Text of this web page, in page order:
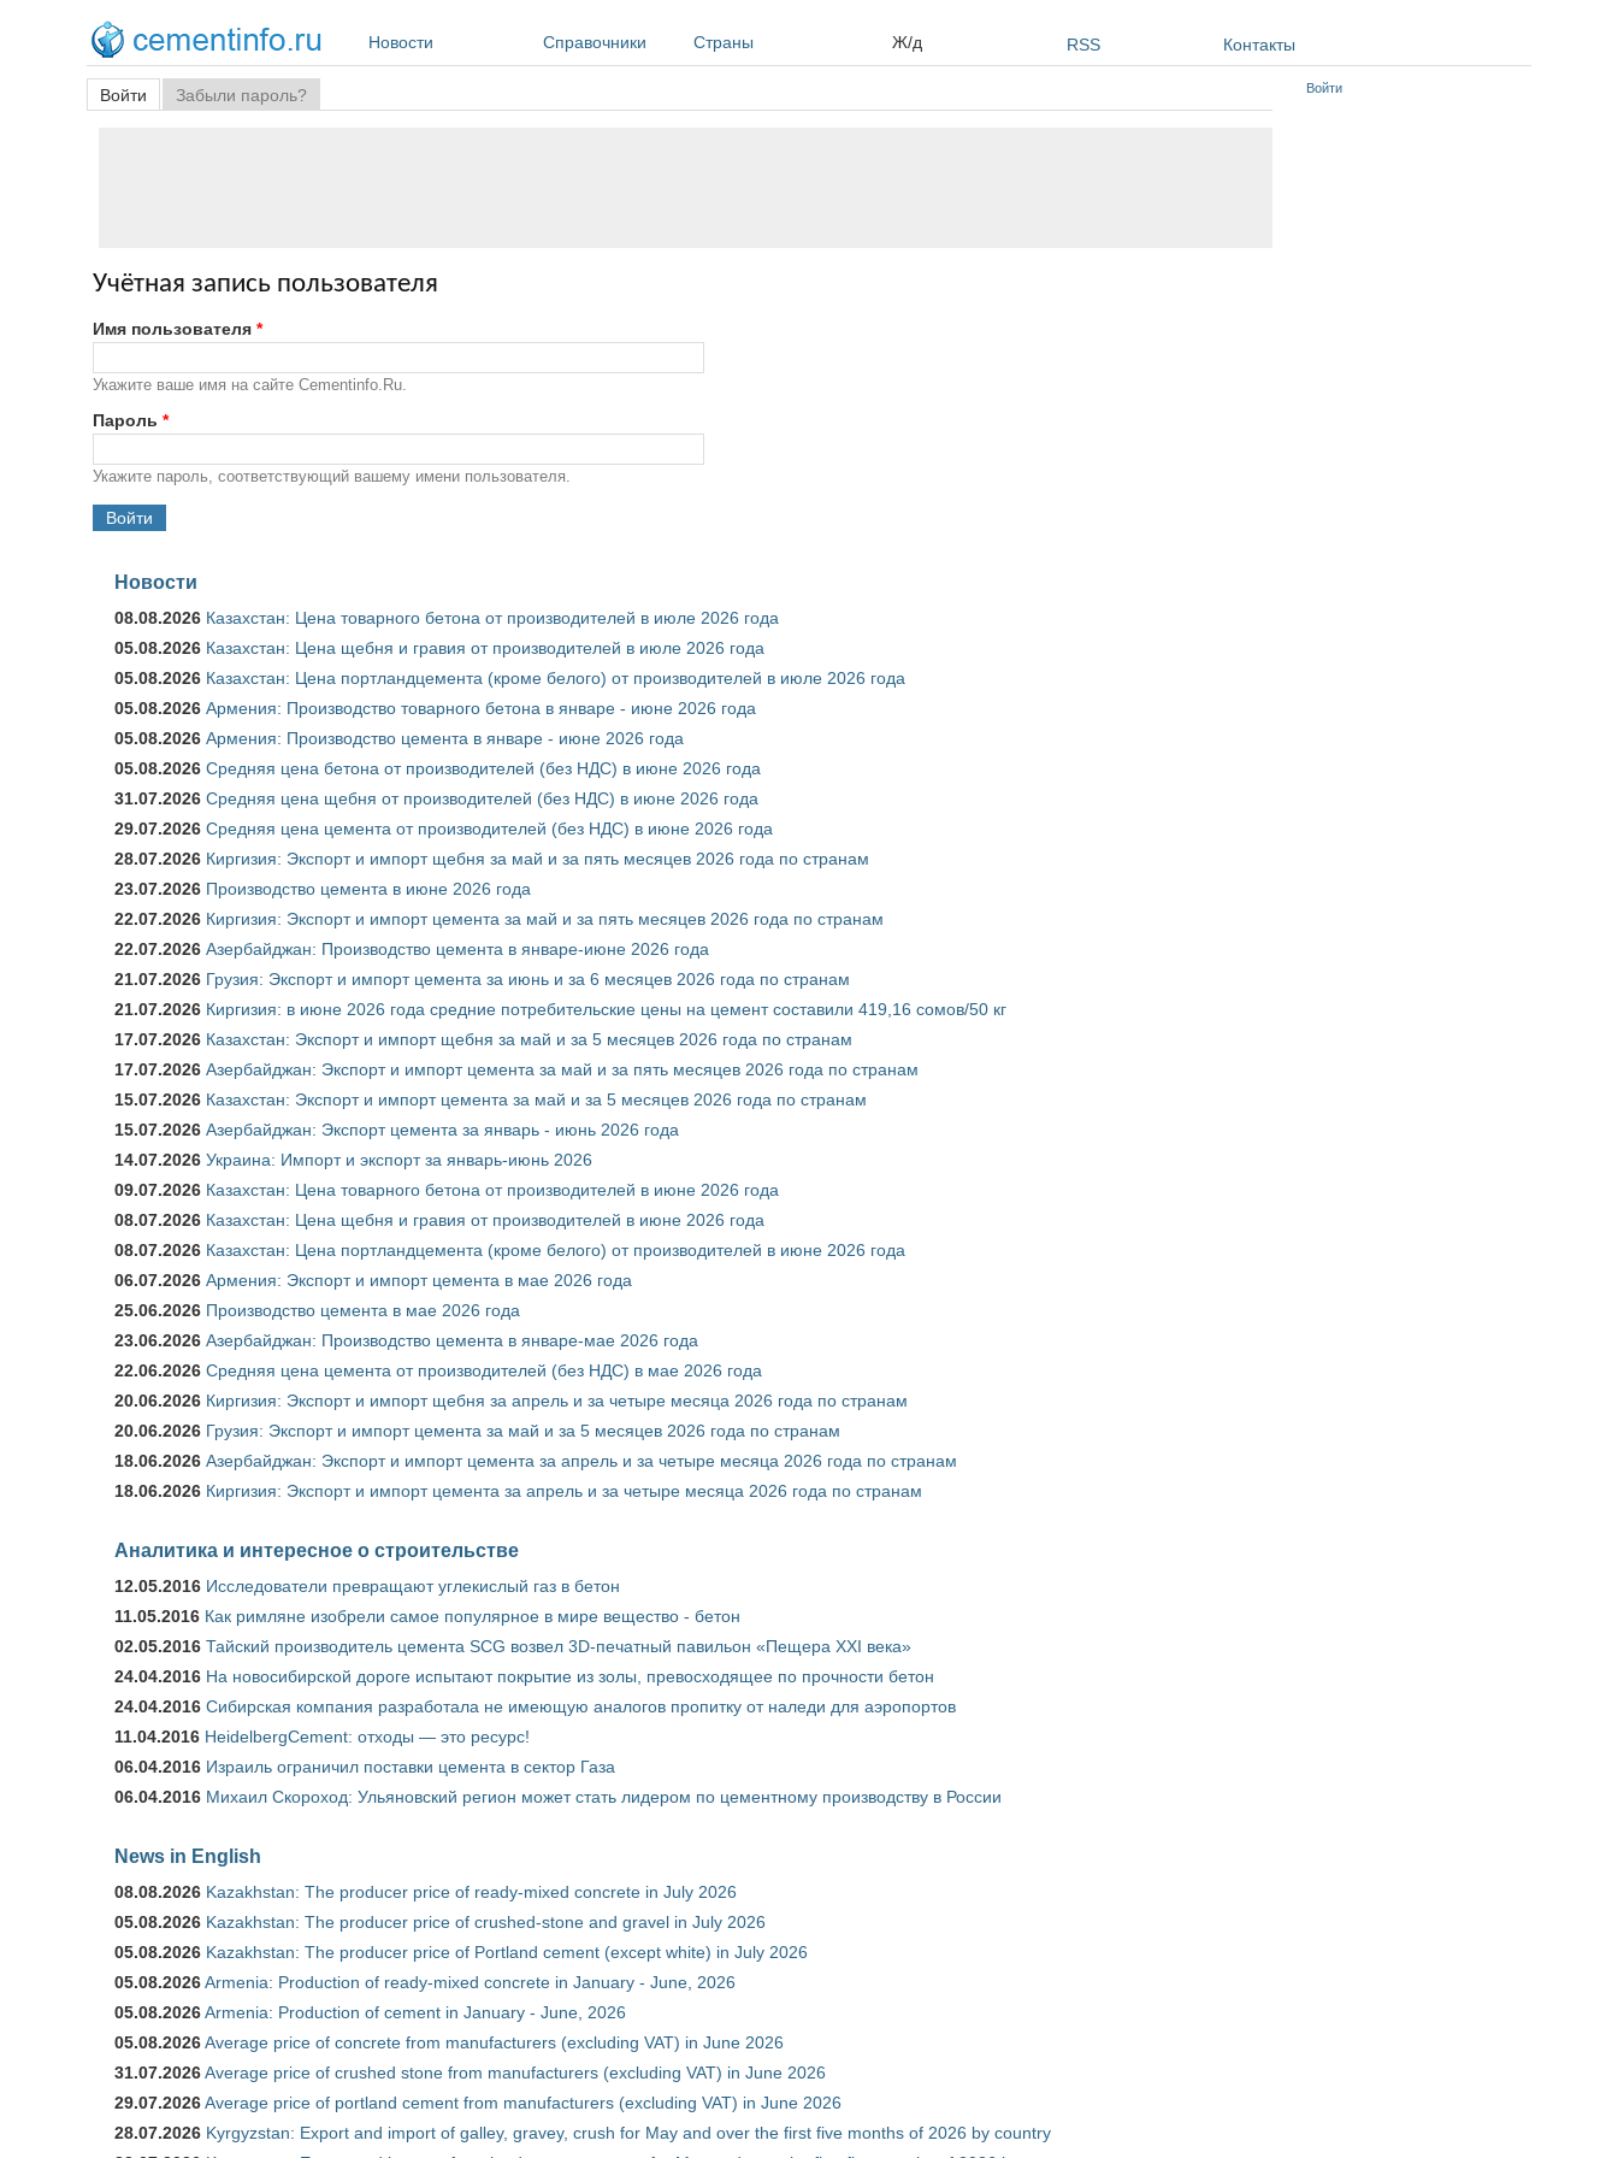
Новости
Справочники Страны Ж/д RSS Контакты
Главные вкладки
Войти (активная вкладка)
Забыли пароль?
Учётная запись пользователя
Имя пользователя *
Укажите ваше имя на сайте Cementinfo.Ru.
Пароль *
Укажите пароль, соответствующий вашему имени пользователя.
Новости
08.08.2026 Казахстан: Цена товарного бетона от производителей в июле 2026 года
05.08.2026 Казахстан: Цена щебня и гравия от производителей в июле 2026 года
05.08.2026 Казахстан: Цена портландцемента (кроме белого) от производителей в июле 2026 года
05.08.2026 Армения: Производство товарного бетона в январе - июне 2026 года
05.08.2026 Армения: Производство цемента в январе - июне 2026 года
05.08.2026 Средняя цена бетона от производителей (без НДС) в июне 2026 года
31.07.2026 Средняя цена щебня от производителей (без НДС) в июне 2026 года
29.07.2026 Средняя цена цемента от производителей (без НДС) в июне 2026 года
28.07.2026 Киргизия: Экспорт и импорт щебня за май и за пять месяцев 2026 года по странам
23.07.2026 Производство цемента в июне 2026 года
22.07.2026 Киргизия: Экспорт и импорт цемента за май и за пять месяцев 2026 года по странам
22.07.2026 Азербайджан: Производство цемента в январе-июне 2026 года
21.07.2026 Грузия: Экспорт и импорт цемента за июнь и за 6 месяцев 2026 года по странам
21.07.2026 Киргизия: в июне 2026 года средние потребительские цены на цемент составили 419,16 сомов/50 кг
17.07.2026 Казахстан: Экспорт и импорт щебня за май и за 5 месяцев 2026 года по странам
17.07.2026 Азербайджан: Экспорт и импорт цемента за май и за пять месяцев 2026 года по странам
15.07.2026 Казахстан: Экспорт и импорт цемента за май и за 5 месяцев 2026 года по странам
15.07.2026 Азербайджан: Экспорт цемента за январь - июнь 2026 года
14.07.2026 Украина: Импорт и экспорт за январь-июнь 2026
09.07.2026 Казахстан: Цена товарного бетона от производителей в июне 2026 года
08.07.2026 Казахстан: Цена щебня и гравия от производителей в июне 2026 года
08.07.2026 Казахстан: Цена портландцемента (кроме белого) от производителей в июне 2026 года
06.07.2026 Армения: Экспорт и импорт цемента в мае 2026 года
25.06.2026 Производство цемента в мае 2026 года
23.06.2026 Азербайджан: Производство цемента в январе-мае 2026 года
22.06.2026 Средняя цена цемента от производителей (без НДС) в мае 2026 года
20.06.2026 Киргизия: Экспорт и импорт щебня за апрель и за четыре месяца 2026 года по странам
20.06.2026 Грузия: Экспорт и импорт цемента за май и за 5 месяцев 2026 года по странам
18.06.2026 Азербайджан: Экспорт и импорт цемента за апрель и за четыре месяца 2026 года по странам
18.06.2026 Киргизия: Экспорт и импорт цемента за апрель и за четыре месяца 2026 года по странам
Аналитика и интересное о строительстве
12.05.2016 Исследователи превращают углекислый газ в бетон
11.05.2016 Как римляне изобрели самое популярное в мире вещество - бетон
02.05.2016 Тайский производитель цемента SCG возвел 3D-печатный павильон «Пещера XXI века»
24.04.2016 На новосибирской дороге испытают покрытие из золы, превосходящее по прочности бетон
24.04.2016 Сибирская компания разработала не имеющую аналогов пропитку от наледи для аэропортов
11.04.2016 HeidelbergCement: отходы — это ресурс!
06.04.2016 Израиль ограничил поставки цемента в сектор Газа
06.04.2016 Михаил Скороход: Ульяновский регион может стать лидером по цементному производству в России
News in English
08.08.2026 Kazakhstan: The producer price of ready-mixed concrete in July 2026
05.08.2026 Kazakhstan: The producer price of crushed-stone and gravel in July 2026
05.08.2026 Kazakhstan: The producer price of Portland cement (except white) in July 2026
05.08.2026Armenia: Production of ready-mixed concrete in January - June, 2026
05.08.2026Armenia: Production of cement in January - June, 2026
05.08.2026Average price of concrete from manufacturers (excluding VAT) in June 2026
31.07.2026Average price of crushed stone from manufacturers (excluding VAT) in June 2026
29.07.2026Average price of portland cement from manufacturers (excluding VAT) in June 2026
28.07.2026 Kyrgyzstan: Export and import of galley, gravey, crush for May and over the first five months of 2026 by country
Войти